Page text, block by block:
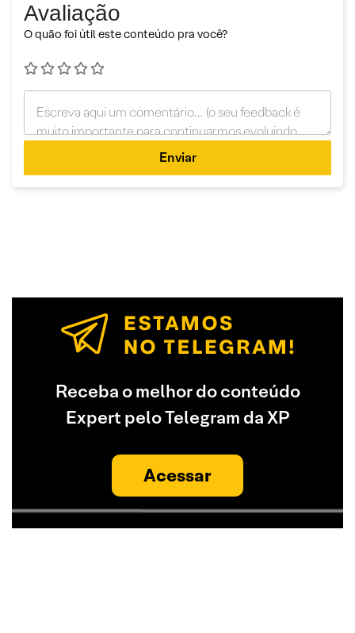
Avaliação
O quão foi útil este conteúdo pra você?
Enviar
Receba o melhor do conteúdo
Expert pelo Telegram da XP
Acessar